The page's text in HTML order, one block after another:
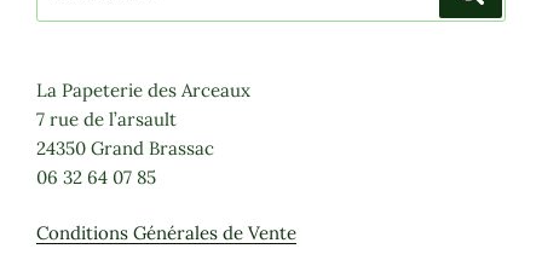
pour
La Papeterie des Arceaux
7 rue de l’arsault
24350 Grand Brassac
06 32 64 07 85
Conditions Générales de Vente